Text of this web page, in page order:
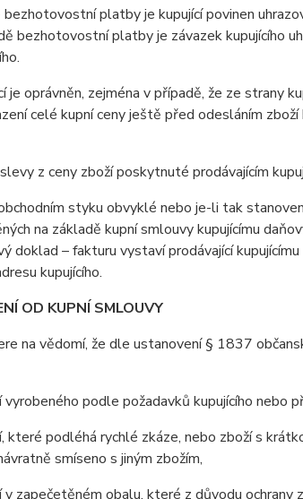
platby je kupující povinen
bezhotovostní platby je závazek kupujícího
oprávněn, zejména v případě, že ze strany
celé kupní ceny ještě před odesláním
z ceny zboží poskytnuté prodávajícím
styku obvyklé nebo je-li tak
na základě kupní smlouvy kupujícímu
doklad – fakturu vystaví prodávající
kupujícího.
OD KUPNÍ SMLOUVY
na vědomí, že dle ustanovení § 1837
podle požadavků kupujícího nebo
podléhá rychlé zkáze, nebo zboží s
smíseno s jiným zbožím,
obalu, které z důvodu ochrany